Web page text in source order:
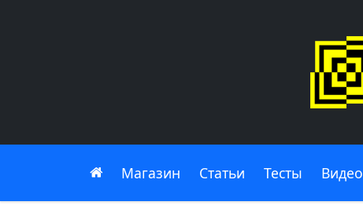
Главная
Магазин Статьи Тесты Видео